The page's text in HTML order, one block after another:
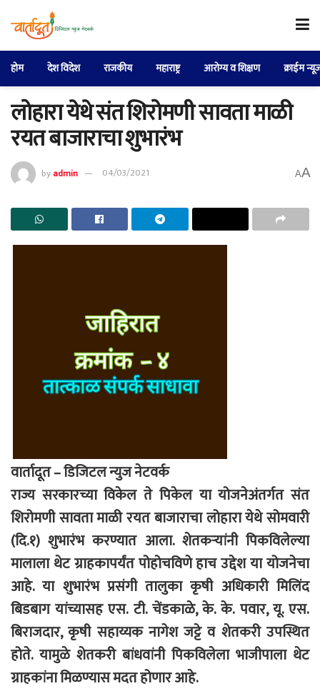
होम देश विदेश राजकीय महाराष्ट्र आरोग्य व शिक्षण क्राईम
लोहारा येथे संत शिरोमणी सावता माळी
रयत बाजाराचा शुभारंभ
byadmin 04/03/2021 AA
वार्तादूत – डिजिटल न्युज नेटवर्क
राज्य सरकारच्या विकेल ते पिकेल या योजनेअंतर्गत संत
शिरोमणी सावता माळी रयत बाजाराचा लोहारा येथे सोमवारी
(दि.१) शुभारंभ करण्यात आला. शेतकऱ्यांनी पिकविलेल्या
मालाला थेट ग्राहकापर्यंत पोहोचविणे हाच उद्देश या योजनेचा
आहे. या शुभारंभ प्रसंगी तालुका कृषी अधिकारी मिलिंद
बिडबाग यांच्यासह एस. टी. चेंडकाळे, के. के. पवार, यू. एस.
बिराजदार, कृषी सहाय्यक नागेश जट्टे व शेतकरी उपस्थित
होते. यामुळे शेतकरी बांधवांनी पिकविलेला भाजीपाला थेट
ग्राहकांना मिळण्यास मदत होणार आहे.